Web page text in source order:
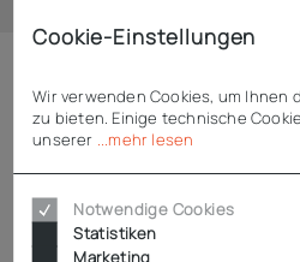
Beschreibung
ADE Kreismesser 300 mm, glatt
H4097-0051
passend für ADE
Cookie-Einstellungen
Wir verwenden Cookies, um Ihnen
zu bieten. Einige technische
unserer
...mehr lesen
Notwendige Cookies
Statistiken
Marketing